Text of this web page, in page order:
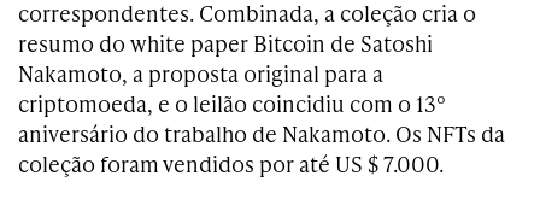
correspondentes. Combinada, a coleção cria o
resumo do white paper Bitcoin de Satoshi
Nakamoto, a proposta original para a
criptomoeda, e o leilão coincidiu com o 13º
aniversário do trabalho de Nakamoto. Os NFTs da
coleção foram vendidos por até US $ 7.000.